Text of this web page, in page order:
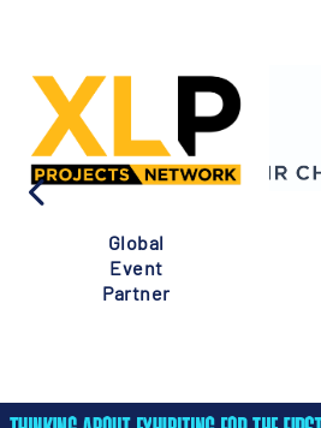
Global
Event
Partner